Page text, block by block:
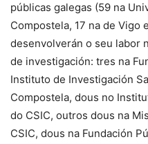
públicas galegas (59 na
Compostela, 17 na de Vigo
desenvolverán o seu labor
de investigación: tres na
Instituto de Investigación
Compostela, dous no
do CSIC, outros dous na
CSIC, dous na Fundación